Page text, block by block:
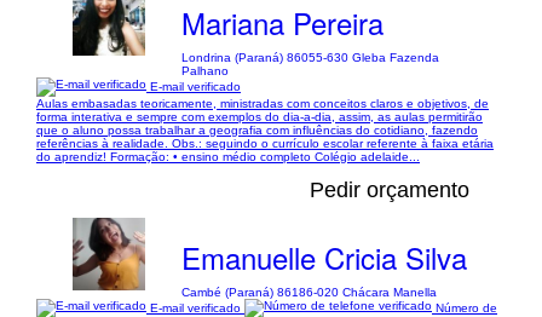
Mariana Pereira
Londrina (Paraná) 86055-630 Gleba Fazenda
Palhano
E-mail verificado
Aulas embasadas teoricamente, ministradas com conceitos claros e objetivos, de
forma interativa e sempre com exemplos do dia-a-dia, assim, as aulas permitirão
que o aluno possa trabalhar a geografia com influências do cotidiano, fazendo
referências à realidade. Obs.: seguindo o currículo escolar referente à faixa etária
do aprendiz! Formação: • ensino médio completo Colégio adelaide...
Pedir orçamento
Emanuelle Cricia Silva
Cambé (Paraná) 86186-020 Chácara Manella
E-mail verificado
Número de